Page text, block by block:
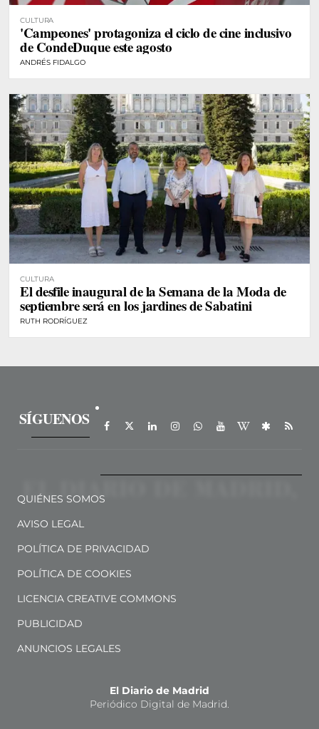
CULTURA
'Campeones' protagoniza el ciclo de cine inclusivo
de CondeDuque este agosto
ANDRÉS FIDALGO
CULTURA
El desfile inaugural de la Semana de la Moda de
septiembre será en los jardines de Sabatini
RUTH RODRÍGUEZ
SÍGUENOS
QUIÉNES SOMOS
AVISO LEGAL
POLÍTICA DE PRIVACIDAD
POLÍTICA DE COOKIES
LICENCIA CREATIVE COMMONS
PUBLICIDAD
ANUNCIOS LEGALES
El Diario de Madrid
Periódico Digital de Madrid.